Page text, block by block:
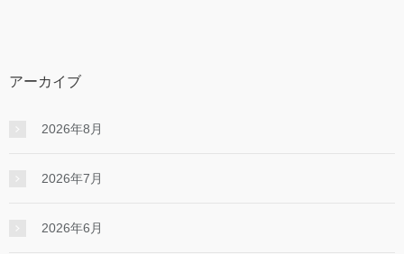
アーカイブ
2026年8月
2026年7月
2026年6月